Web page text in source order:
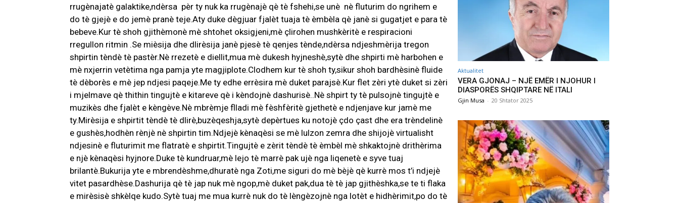
rrugènajatè galaktike,ndèrsa pèr ty nuk ka rrugènajè qè tè fshehi,se unè nè fluturim do ngrihem e
do tè gjejè e do jemè pranè teje.Aty duke dègjuar fjalèt tuaja tè èmbèla qè janè si gugatjet e para tè
bebeve.Kur tè shoh gjithèmonè mè shtohet oksigjeni,mè çlirohen mushkèritè e respiracioni
rregullon ritmin .Se mièsija dhe dlirèsija janè pjesè tè qenjes tènde,ndèrsa ndjeshmèrija tregon
shpirtin tèndè tè pastèr.Nè rrezetè e diellit,mua mè dukesh hyjneshè,sytè dhe shpirti mè harbohen e
mè nxjerrin vetètima nga pamja yte magjiplote.Clodhem kur tè shoh ty,sikur shoh bardhèsinè fluide
tè dèborès e mè jep ndjesi paqeje.Me ty edhe errèsira mè duket parajsè.Kur flet zèri ytè duket si zèri
i mjelmave qè thithin tingujtè e kitareve qè i kèndojnè dashurisè..Nè shpirt ty tè pulsojnè tingujtè e
muzikès dhe fjalèt e kèngève.Nè mbrèmje flladi mè fèshfèritè gjethetè e ndjenjave kur jamè me
ty.Mirèsija e shpirtit tèndè tè dlirè,buzèqeshja,sytè depèrtues ku notojè çdo çast dhe era trèndelinè
e gushès,hodhèn rènjè nè shpirtin tim.Ndjejè kènaqèsi se mè lulzon zemra dhe shijojè virtualisht
ndjesinè e fluturimit me flatratè e shpirtit.Tingujtè e zèrit tèndè tè èmbèl mè shkaktojnè drithèrima
e njè kènaqèsi hyjnore.Duke tè kundruar,mè lejo tè marrè pak ujè nga liqenetè e syve tuaj
brilantè.Bukurija yte e mbrendèshme,dhuratè nga Zoti,me siguri do mè bèjè qè kurrè mos t’i ndjejè
vitet pasardhèse.Dashurija qè tè jap nuk mè ngop,mè duket pak,dua tè tè jap gjithèshka,se te ti flaka
e mirèsisè shkèlqe kudo.Sytè tuaj me mua kurrè nuk do tè lèngèzojnè nga lotèt e hidhèrimit,po do tè
Aktualitet
VERA GJONAJ – NJË EMËR I NJOHUR I
DIASPORËS SHQIPTARE NË ITALI
Gjin Musa - 20 Shtator 2025